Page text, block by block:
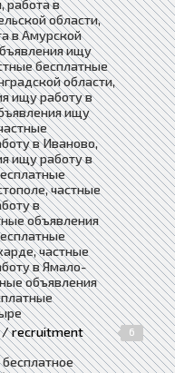
работа в
области,
в Амурской
ищу
бесплатные
области,
ищу работу в
ищу
в Иваново,
ищу работу в
частные
в
объявления
частные
в Ямало-
объявления
/ recruitment
6